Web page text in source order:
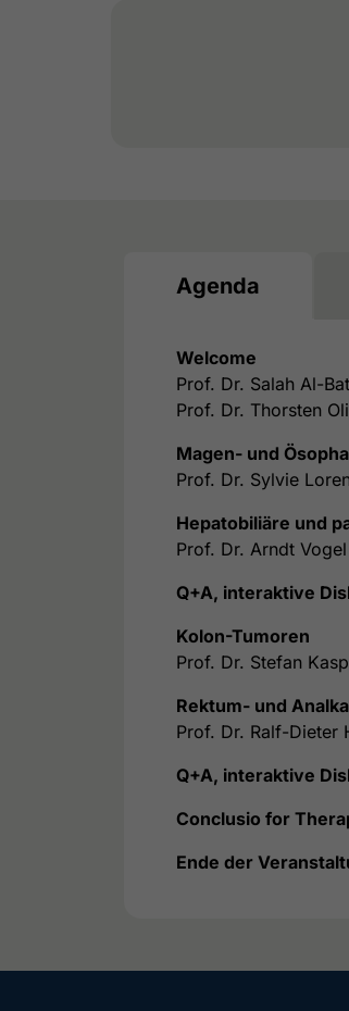
Agenda
Welcome
Prof. Dr. Salah Al-
Prof. Dr. Thorsten
Magen- und
Prof. Dr. Sylvie
Hepatobiliäre und
Prof. Dr. Arndt Vogel
Q+A, interaktive
Kolon-Tumoren
Prof. Dr. Stefan
Rektum- und
Prof. Dr. Ralf-Dieter
Q+A, interaktive
Conclusio for
Ende der